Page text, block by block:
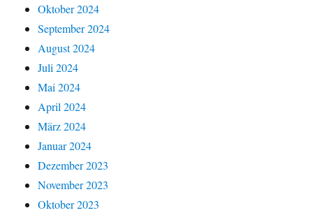
Oktober 2024
September 2024
August 2024
Juli 2024
Mai 2024
April 2024
März 2024
Januar 2024
Dezember 2023
November 2023
Oktober 2023